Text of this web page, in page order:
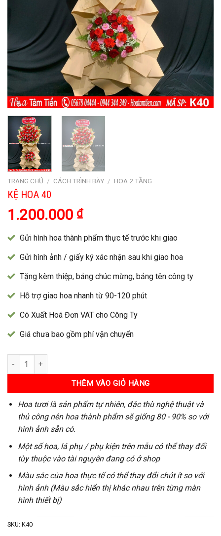
TRANG CHỦ / CÁCH TRÌNH BÀY / HOA 2 TẦNG
KỆ HOA 40
1.200.000 ₫
Gửi hình hoa thành phẩm thực tế trước khi giao
Gửi hình ảnh / giấy ký xác nhận sau khi giao hoa
Tặng kèm thiệp, bảng chúc mừng, bảng tên công ty
Hỗ trợ giao hoa nhanh từ 90-120 phút
Có Xuất Hoá Đơn VAT cho Công Ty
Giá chưa bao gồm phí vận chuyển
Kệ Hoa 40 số lượng
THÊM VÀO GIỎ HÀNG
Hoa tươi là sản phẩm tự nhiên, đặc thù nghệ thuật và
thủ công nên hoa thành phẩm sẽ giống 80 - 90% so với
hình ảnh sẵn có.
Một số hoa, lá phụ / phụ kiện trên mẫu có thể thay đổi
tùy thuộc vào tài nguyên đang có ở shop
Màu sắc của hoa thực tế có thể thay đổi chút ít so với
hình ảnh (Màu sắc hiển thị khác nhau trên từng màn
hình thiết bị)
SKU: K40